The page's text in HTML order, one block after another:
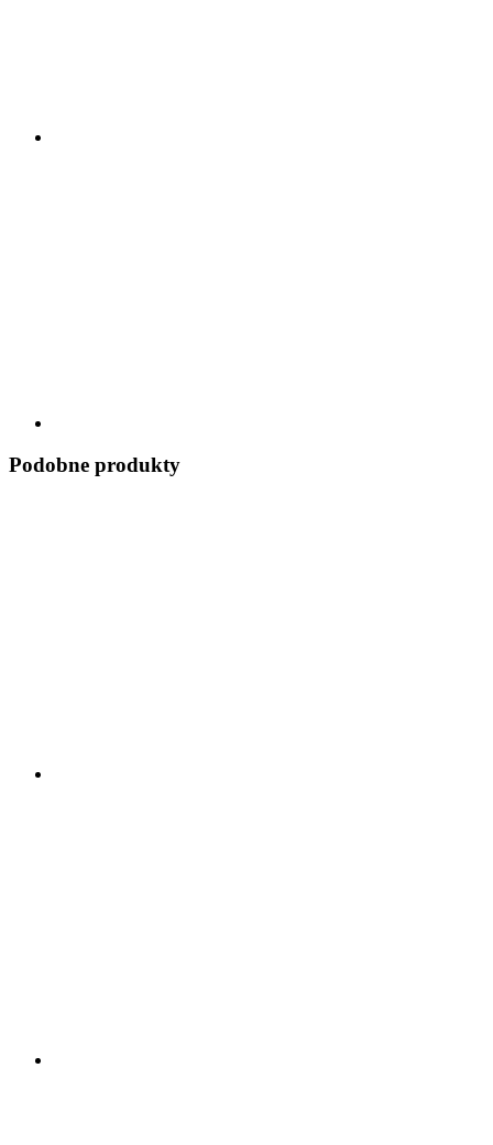
Podobne produkty